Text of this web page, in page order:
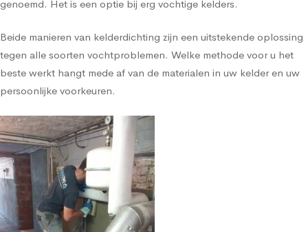
genoemd. Het is een optie bij erg vochtige kelders.
Beide manieren van kelderdichting zijn een uitstekende oplossing
tegen alle soorten vochtproblemen. Welke methode voor u het
beste werkt hangt mede af van de materialen in uw kelder en uw
persoonlijke voorkeuren.